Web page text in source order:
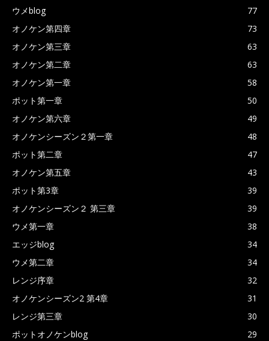
ウメblog
77
オノケン第四章
73
オノケン第三章
63
オノケン第二章
63
オノケン第一章
58
ポット第一章
50
オノケン第六章
49
オノケンシーズン２第一章
48
ポット第二章
47
オノケン第五章
43
ポット第3章
39
オノケンシーズン２ 第三章
39
ウメ第一章
38
エッジblog
34
ウメ第二章
34
レンジ序章
32
オノケンシーズン2 第4章
31
レンジ第三章
30
ポットオノケンblog
29